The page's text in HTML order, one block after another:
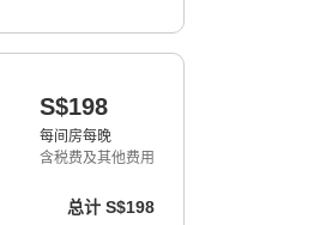
S$198
每间房每晚
含税费及其他费用
总计 S$198